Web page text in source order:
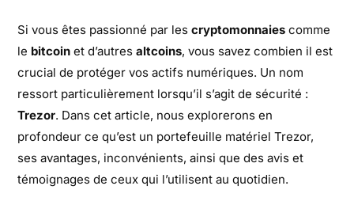
Si vous êtes passionné par lescryptomonnaies comme
le bitcoin et d’autresaltcoins, vous savez combien il est
crucial de protéger vos actifs numériques. Un nom
ressort particulièrement lorsqu’il s’agit de sécurité :
Trezor. Dans cet article, nous explorerons en
profondeur ce qu’est un portefeuille matériel Trezor,
ses avantages, inconvénients, ainsi que des avis et
témoignages de ceux qui l’utilisent au quotidien.